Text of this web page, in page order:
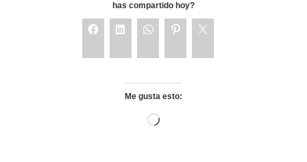
has compartido hoy?
Me gusta esto: